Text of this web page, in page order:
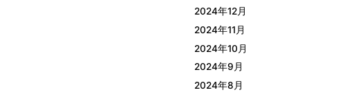
2024年12月
2024年11月
2024年10月
2024年9月
2024年8月